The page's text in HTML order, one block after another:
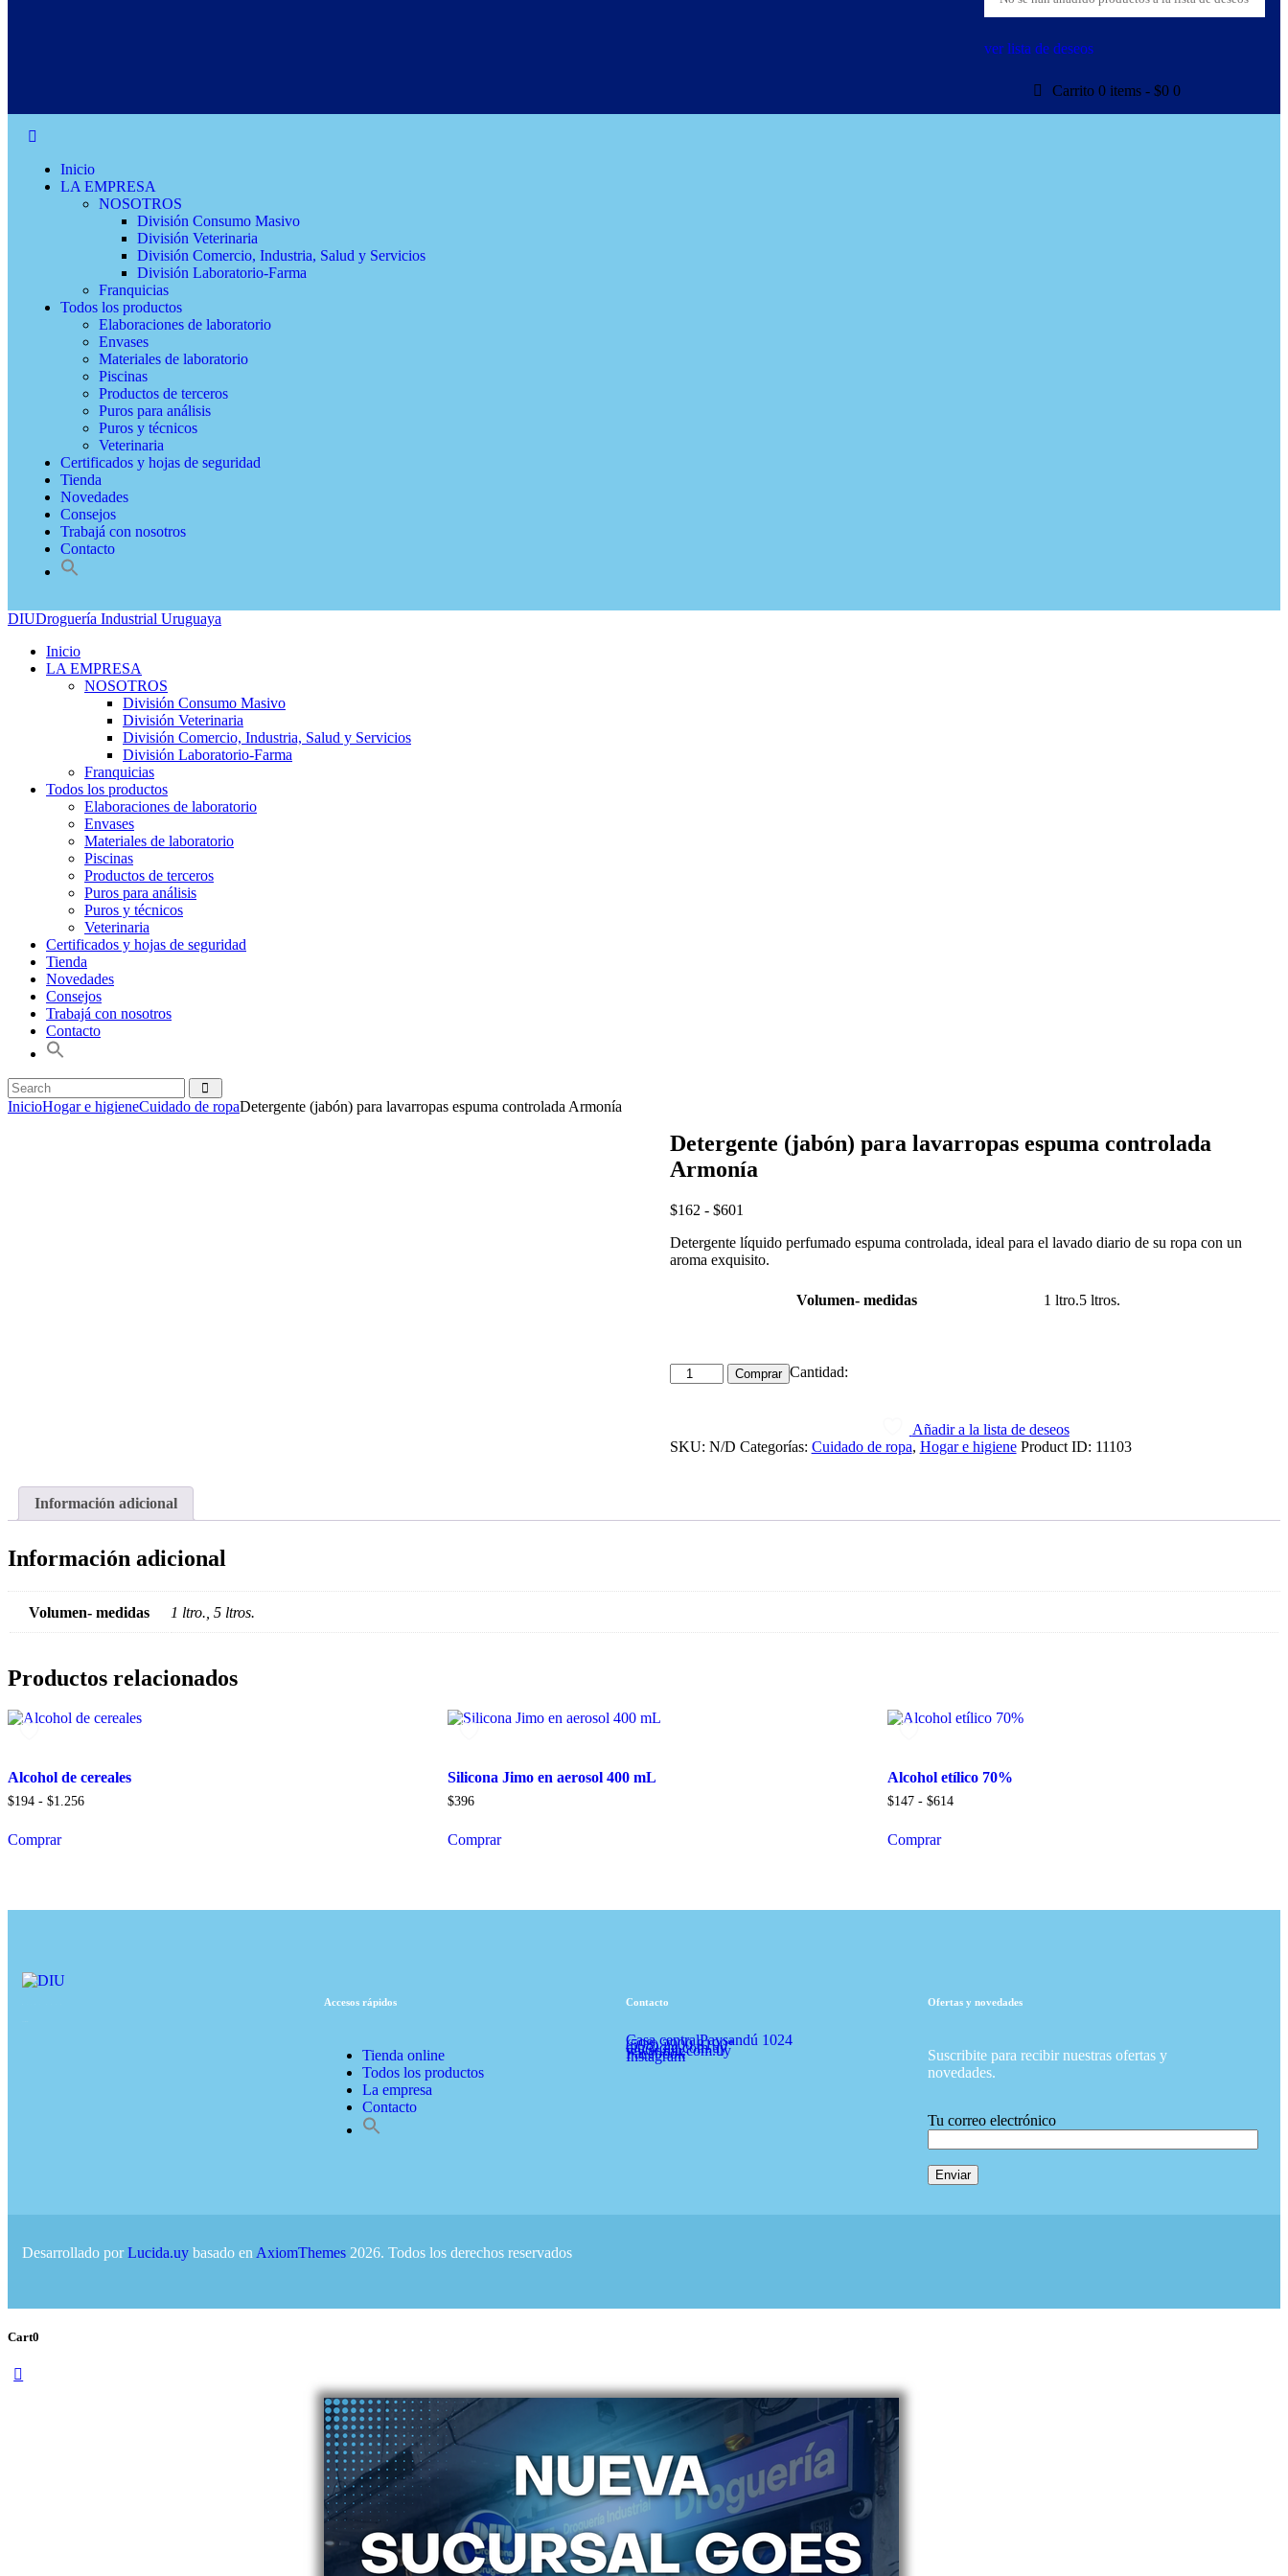
ver lista de deseos
Carrito 0 items- $0 0
Inicio
LA EMPRESA
NOSOTROS
División Consumo Masivo
División Veterinaria
División Comercio, Industria, Salud y Servicios
División Laboratorio-Farma
Franquicias
Todos los productos
Elaboraciones de laboratorio
Envases
Materiales de laboratorio
Piscinas
Productos de terceros
Puros para análisis
Puros y técnicos
Veterinaria
Certificados y hojas de seguridad
Tienda
Novedades
Consejos
Trabajá con nosotros
Contacto
DIUDroguería Industrial Uruguaya
Inicio
LA EMPRESA
NOSOTROS
División Consumo Masivo
División Veterinaria
División Comercio, Industria, Salud y Servicios
División Laboratorio-Farma
Franquicias
Todos los productos
Elaboraciones de laboratorio
Envases
Materiales de laboratorio
Piscinas
Productos de terceros
Puros para análisis
Puros y técnicos
Veterinaria
Certificados y hojas de seguridad
Tienda
Novedades
Consejos
Trabajá con nosotros
Contacto
InicioHogar e higieneCuidado de ropaDetergente (jabón) para lavarropas espuma controlada Armonía
Detergente (jabón) para lavarropas espuma controlada
Armonía
$162 - $601
Detergente líquido perfumado espuma controlada, ideal para el lavado diario de su ropa con un
aroma exquisito.
Volumen- medidas 1 ltro.5 ltros.
Cantidad:
Comprar
Añadir a la lista de deseos
SKU: N/D Categorías: Cuidado de ropa, Hogar e higiene Product ID: 11103
Información adicional
Información adicional
Volumen- medidas 1 ltro., 5 ltros.
Productos relacionados
Alcohol de cereales
$194 - $1.256
Comprar
Silicona Jimo en aerosol 400 mL
$396
Comprar
Alcohol etílico 70%
$147 - $614
Comprar
Accesos rápidos
Tienda online
Todos los productos
La empresa
Contacto
Contacto
Casa centralPaysandú 1024
(598) 2900 8190*
diu@diu.com.uy
www.diu.com.uy
Facebook
Instagram
Ofertas y novedades
Suscribite para recibir nuestras ofertas y
novedades.
Tu correo electrónico
Desarrollado porLucida.uy basado en AxiomThemes 2026. Todos los derechos reservados
Cart0